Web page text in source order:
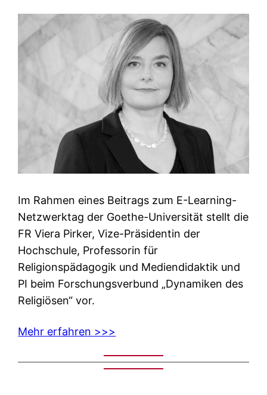
Im Rahmen eines Beitrags zum E-Learning-
Netzwerktag der Goethe-Universität stellt die
FR Viera Pirker, Vize-Präsidentin der
Hochschule, Professorin für
Religionspädagogik und Mediendidaktik und
PI beim Forschungsverbund „Dynamiken des
Religiösen“ vor.
Mehr erfahren >>>